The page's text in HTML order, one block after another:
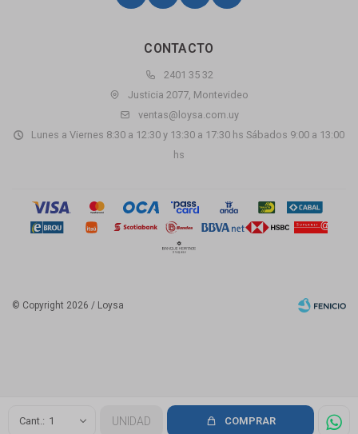
1 UNIDAD COMPRAR
CONTACTO
2401 35 32
Justicia 2077, Montevideo
ventas@loysa.com.uy
Lunes a Viernes 8:30 a 12:30 y 13:30 a 17:30 hs Sábados 9:00 a 13:00
hs
© Copyright 2026 / Loysa
Fenicio